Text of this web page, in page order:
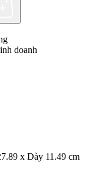
doanh
x Dày 11.49 cm